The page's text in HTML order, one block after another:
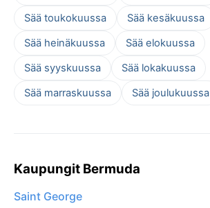
Sää toukokuussa
Sää kesäkuussa
Sää heinäkuussa
Sää elokuussa
Sää syyskuussa
Sää lokakuussa
Sää marraskuussa
Sää joulukuussa
Kaupungit Bermuda
Saint George